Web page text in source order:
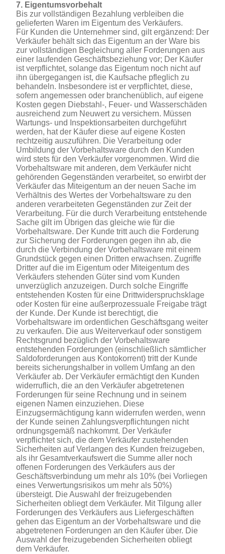
7. Eigentumsvorbehalt
Bis zur vollständigen Bezahlung verbleiben die
gelieferten Waren im Eigentum des Verkäufers.
Für Kunden die Unternehmer sind, gilt ergänzend: Der
Verkäufer behält sich das Eigentum an der Ware bis
zur vollständigen Begleichung aller Forderungen aus
einer laufenden Geschäftsbeziehung vor; Der Käufer
ist verpflichtet, solange das Eigentum noch nicht auf
ihn übergegangen ist, die Kaufsache pfleglich zu
behandeln. Insbesondere ist er verpflichtet, diese,
sofern angemessen oder branchenüblich, auf eigene
Kosten gegen Diebstahl-, Feuer- und Wasserschäden
ausreichend zum Neuwert zu versichern. Müssen
Wartungs- und Inspektionsarbeiten durchgeführt
werden, hat der Käufer diese auf eigene Kosten
rechtzeitig auszuführen. Die Verarbeitung oder
Umbildung der Vorbehaltsware durch den Kunden
wird stets für den Verkäufer vorgenommen. Wird die
Vorbehaltsware mit anderen, dem Verkäufer nicht
gehörenden Gegenständen verarbeitet, so erwirbt der
Verkäufer das Miteigentum an der neuen Sache im
Verhältnis des Wertes der Vorbehaltsware zu den
anderen verarbeiteten Gegenständen zur Zeit der
Verarbeitung. Für die durch Verarbeitung entstehende
Sache gilt im Übrigen das gleiche wie für die
Vorbehaltsware. Der Kunde tritt auch die Forderung
zur Sicherung der Forderungen gegen ihn ab, die
durch die Verbindung der Vorbehaltsware mit einem
Grundstück gegen einen Dritten erwachsen. Zugriffe
Dritter auf die im Eigentum oder Miteigentum des
Verkäufers stehenden Güter sind vom Kunden
unverzüglich anzuzeigen. Durch solche Eingriffe
entstehenden Kosten für eine Drittwiderspruchsklage
oder Kosten für eine außerprozessuale Freigabe trägt
der Kunde. Der Kunde ist berechtigt, die
Vorbehaltsware im ordentlichen Geschäftsgang weiter
zu verkaufen. Die aus Weiterverkauf oder sonstigem
Rechtsgrund bezüglich der Vorbehaltsware
entstehenden Forderungen (einschließlich sämtlicher
Saldoforderungen aus Kontokorrent) tritt der Kunde
bereits sicherungshalber in vollem Umfang an den
Verkäufer ab. Der Verkäufer ermächtigt den Kunden
widerruflich, die an den Verkäufer abgetretenen
Forderungen für seine Rechnung und in seinem
eigenen Namen einzuziehen. Diese
Einzugsermächtigung kann widerrufen werden, wenn
der Kunde seinen Zahlungsverpflichtungen nicht
ordnungsgemäß nachkommt. Der Verkäufer
verpflichtet sich, die dem Verkäufer zustehenden
Sicherheiten auf Verlangen des Kunden freizugeben,
als ihr Gesamtverkaufswert die Summe aller noch
offenen Forderungen des Verkäufers aus der
Geschäftsverbindung um mehr als 10% (bei Vorliegen
eines Verwertungsrisikos um mehr als 50%)
übersteigt. Die Auswahl der freizugebenden
Sicherheiten obliegt dem Verkäufer. Mit Tilgung aller
Forderungen des Verkäufers aus Liefergeschäften
gehen das Eigentum an der Vorbehaltsware und die
abgetretenen Forderungen an den Käufer über. Die
Auswahl der freizugebenden Sicherheiten obliegt
dem Verkäufer.